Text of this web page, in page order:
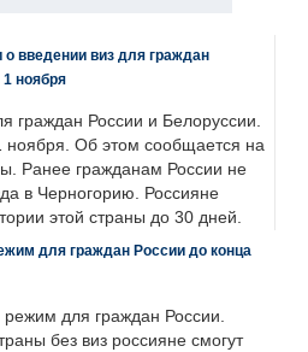
введении виз для граждан
1 ноября
граждан России и Белоруссии.
ноября. Об этом сообщается на
Ранее гражданам России не
в Черногорию. Россияне
этой страны до 30 дней.
для граждан России до конца
режим для граждан России.
без виз россияне смогут